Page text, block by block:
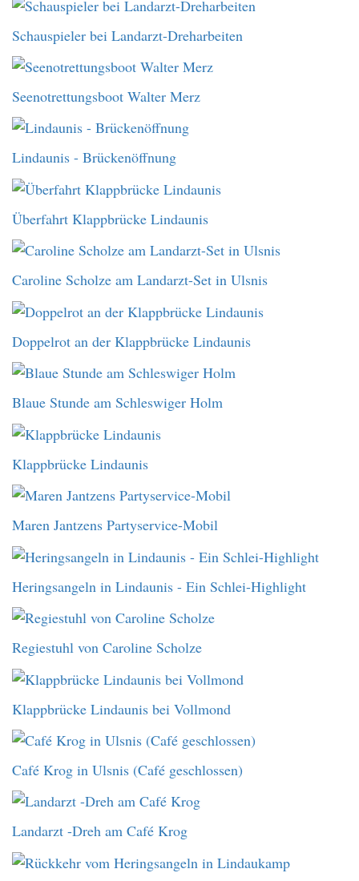
Schauspieler bei Landarzt-Dreharbeiten
Seenotrettungsboot Walter Merz
Lindaunis - Brückenöffnung
Überfahrt Klappbrücke Lindaunis
Caroline Scholze am Landarzt-Set in Ulsnis
Doppelrot an der Klappbrücke Lindaunis
Blaue Stunde am Schleswiger Holm
Klappbrücke Lindaunis
Maren Jantzens Partyservice-Mobil
Heringsangeln in Lindaunis - Ein Schlei-Highlight
Regiestuhl von Caroline Scholze
Klappbrücke Lindaunis bei Vollmond
Café Krog in Ulsnis (Café geschlossen)
Landarzt -Dreh am Café Krog